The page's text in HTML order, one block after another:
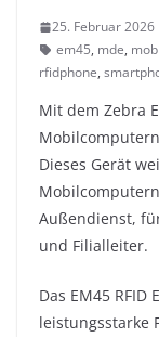
25. Februar 2026
em45, mde,
rfidphone,
Mit dem Zebra
Dieses Gerät
Außendienst,
und Filialleiter.
Das EM45
leistungsstarke